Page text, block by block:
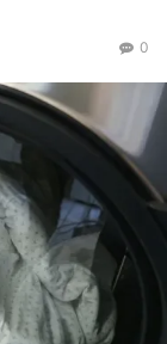
0